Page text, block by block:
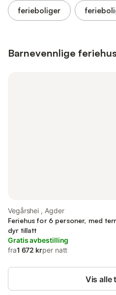
ferieboliger
Barnevennlige
Vegårshei , Agder
Feriehus for 6 personer, med
dyr tillatt
Gratis avbestilling
fra1 672 krper natt
Vis alle